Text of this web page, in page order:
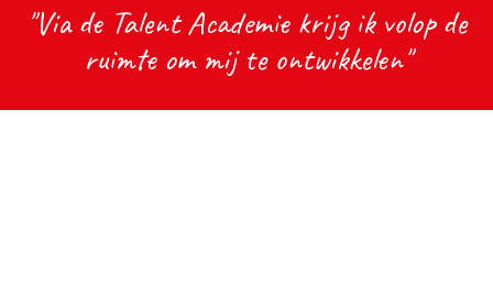
"Via de Talent Academie krijg ik volop de
ruimte om mij te ontwikkelen"